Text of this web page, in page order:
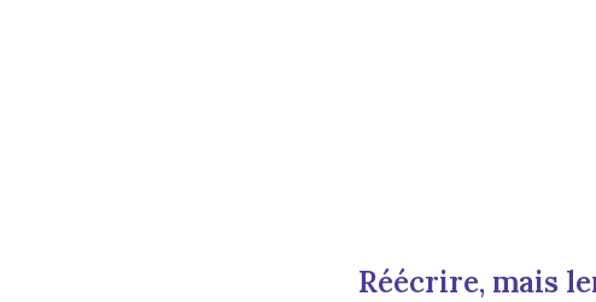
Réécrire, mais